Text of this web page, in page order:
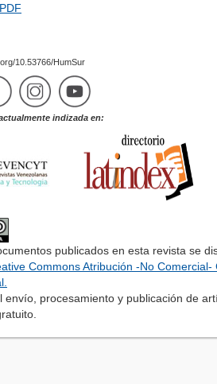
PDF
10.53766/HumSur
indizada en:
publicados en esta revista se
Commons Atribución -No
envío, procesamiento y publicación de